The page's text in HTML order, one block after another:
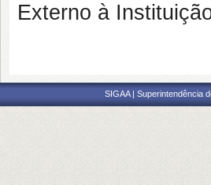
Externo à
SIGAA | Superintendência